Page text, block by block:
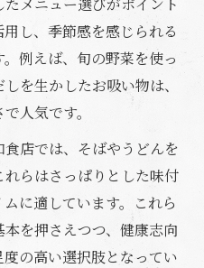
し、季節感を感じられる
例えば、旬の野菜を使っ
を生かしたお吸い物は、
人気です。
店では、そばやうどんを
らはさっぱりとした味付
に適しています。これら
を押さえつつ、健康志向
の高い選択肢となってい